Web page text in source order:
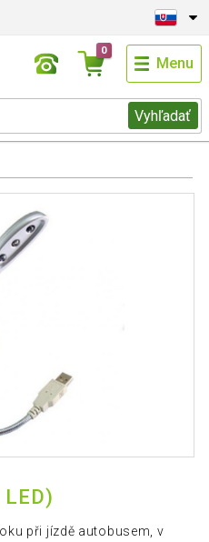
Vyhľadať
0
Menu
při jízdě autobusem, v